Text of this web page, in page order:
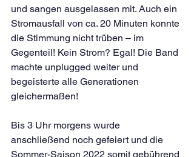
und sangen ausgelassen mit. Auch ein
Stromausfall von ca. 20 Minuten konnte
die Stimmung nicht trüben – im
Gegenteil! Kein Strom? Egal! Die Band
machte unplugged weiter und
begeisterte alle Generationen
gleichermaßen!
Bis 3 Uhr morgens wurde
anschließend noch gefeiert und die
Sommer-Saison 2022 somit gebührend